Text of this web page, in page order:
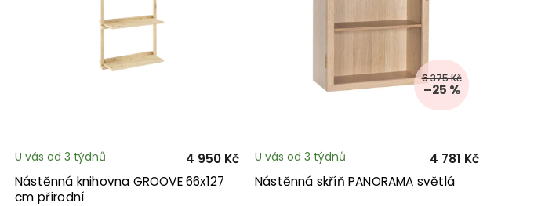
Nástěnná knihovna GROOVE 66x127
cm přírodní
U vás od 3 týdnů 4 950 Kč
6 375 Kč
–25 %
Nástěnná skříň PANORAMA světlá
U vás od 3 týdnů 4 781 Kč